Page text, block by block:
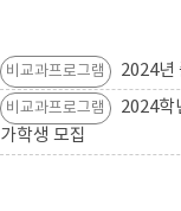
비교과프로그램 2024년
비교과프로그램
2024학
가학생 모집